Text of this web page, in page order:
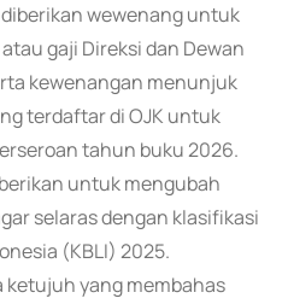
wewenang untuk
gaji Direksi dan Dewan
kewenangan menunjuk
terdaftar di OJK untuk
tahun buku 2026.
untuk mengubah
selaras dengan klasifikasi
(KBLI) 2025.
ketujuh yang membahas